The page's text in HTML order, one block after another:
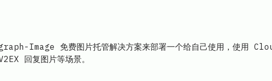
Image 免费图片托管解决方案来部署一个给自己使用，使
回复图片等场景。